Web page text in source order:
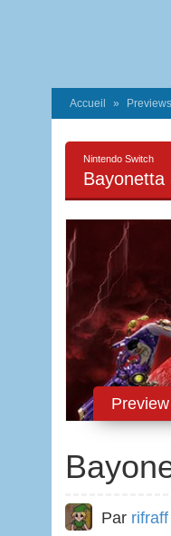
Accueil Previews
Nintendo Switch
Bayonetta
Par rifraff